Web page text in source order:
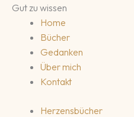
Gut zu wissen
Home
Bücher
Gedanken
Über mich
Kontakt
Herzensbücher